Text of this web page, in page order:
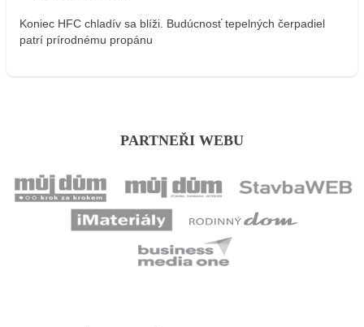
Koniec HFC chladív sa blíži. Budúcnosť tepelných čerpadiel
patrí prírodnému propánu
PARTNEŘI WEBU